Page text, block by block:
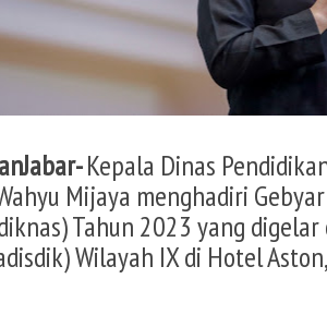
Kepala Dinas
Mijaya menghadiri
Tahun 2023 yang
Wilayah IX di Hotel